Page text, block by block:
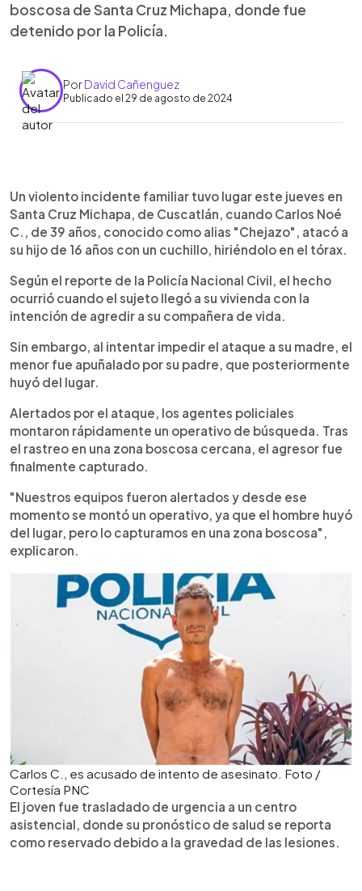
boscosa de Santa Cruz Michapa, donde fue
detenido por la Policía.
PorDavid Cañenguez
Publicado el 29 de agosto de 2024
► Escuchar artículo
Un violento incidente familiar tuvo lugar este jueves en
Santa Cruz Michapa, de Cuscatlán, cuando Carlos Noé
C., de 39 años, conocido como alias "Chejazo", atacó a
su hijo de 16 años con un cuchillo, hiriéndolo en el tórax.
Según el reporte de la Policía Nacional Civil, el hecho
ocurrió cuando el sujeto llegó a su vivienda con la
intención de agredir a su compañera de vida.
Sin embargo, al intentar impedir el ataque a su madre, el
menor fue apuñalado por su padre, que posteriormente
huyó del lugar.
Alertados por el ataque, los agentes policiales
montaron rápidamente un operativo de búsqueda. Tras
el rastreo en una zona boscosa cercana, el agresor fue
finalmente capturado.
"Nuestros equipos fueron alertados y desde ese
momento se montó un operativo, ya que el hombre huyó
del lugar, pero lo capturamos en una zona boscosa",
explicaron.
Carlos C., es acusado de intento de asesinato. Foto /
Cortesía PNC
El joven fue trasladado de urgencia a un centro
asistencial, donde su pronóstico de salud se reporta
como reservado debido a la gravedad de las lesiones.